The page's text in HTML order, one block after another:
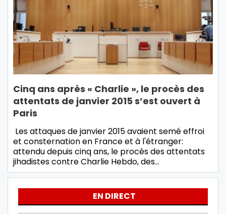
Cinq ans après « Charlie », le procès des
attentats de janvier 2015 s’est ouvert à
Paris
Les attaques de janvier 2015 avaient semé effroi
et consternation en France et à l'étranger:
attendu depuis cinq ans, le procès des attentats
jihadistes contre Charlie Hebdo, des…
EN DIRECT